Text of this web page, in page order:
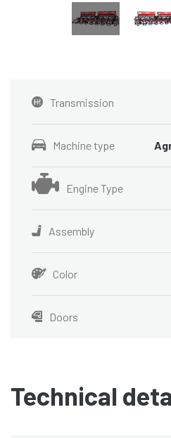
Transmission
Machine type
Engine Type
Assembly
Color
Doors
Technical